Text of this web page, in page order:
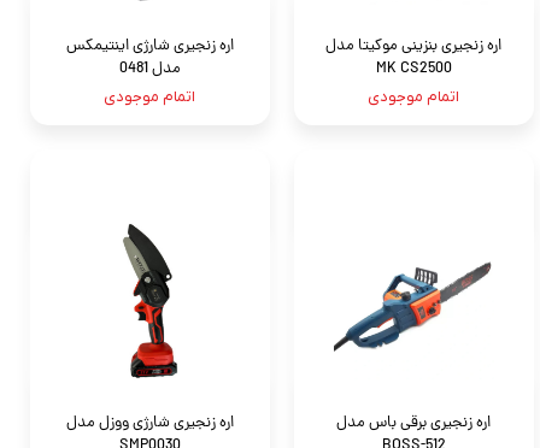
اره زنجیری بنزینی موکیتا مدل
MK CS2500‏
اتمام موجودی
اره زنجیری شارژی اینتیمکس
مدل 0481
اتمام موجودی
اره زنجیری برقی باس مدل
اره زنجیری شارژی ووزل مدل